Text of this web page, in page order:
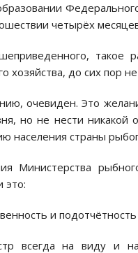
четырёх
такое
хозяйства, до сих пор
очевиден. Это
но не нести
населения страны
Министерства
это:
и
всегда на виду и на